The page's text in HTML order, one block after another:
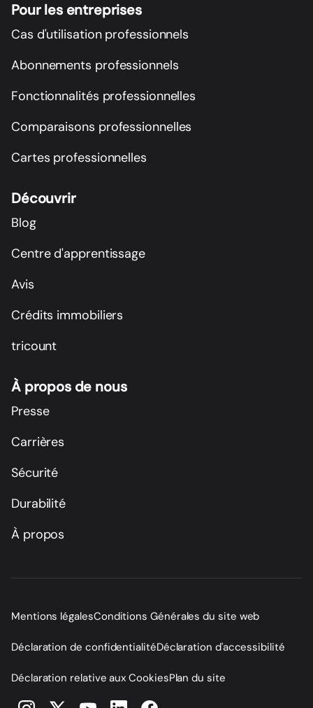
Pour les entreprises
Cas d'utilisation professionnels
Abonnements professionnels
Fonctionnalités professionnelles
Comparaisons professionnelles
Cartes professionnelles
Découvrir
Blog
Centre d'apprentissage
Avis
Crédits immobiliers
tricount
À propos de nous
Presse
Carrières
Sécurité
Durabilité
À propos
Mentions légalesConditions Générales du site web
Déclaration de confidentialitéDéclaration d'accessibilité
Déclaration relative aux CookiesPlan du site